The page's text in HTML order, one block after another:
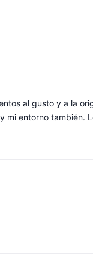
al gusto y a la
mi entorno también.